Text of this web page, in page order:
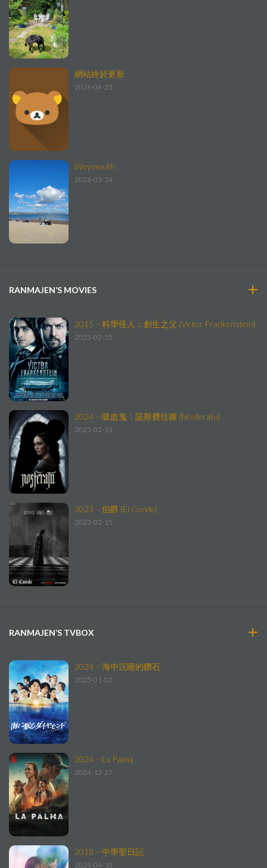
網站終於更新
2026-04-25
Weymouth
2026-03-14
RANMAJEN’S MOVIES
2015 – 科學怪人：創生之父 (Victor Frankenstein)
2025-02-15
2024 – 吸血鬼：諾斯費拉圖 (Nosferatu)
2025-02-15
2023 – 伯爵 (El Conde)
2025-02-15
RANMAJEN’S TVBOX
2024 – 海中沉睡的鑽石
2025-01-02
2024 – La Palma
2024-12-27
2018 – 中學聖日記
2024-04-10